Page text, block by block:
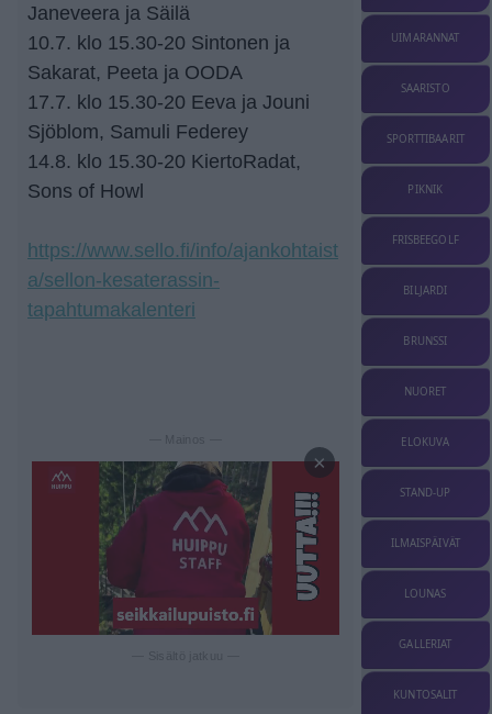
Janeveera ja Säilä
10.7. klo 15.30-20 Sintonen ja
Sakarat, Peeta ja OODA
17.7. klo 15.30-20 Eeva ja Jouni
Sjöblom, Samuli Federey
14.8. klo 15.30-20 KiertoRadat,
Sons of Howl
https://www.sello.fi/info/ajankohtaist
a/sellon-kesaterassin-
tapahtumakalenteri
×
UIMARANNAT
SAARISTO
SPORTTIBAARIT
PIKNIK
FRISBEEGOLF
BILJARDI
BRUNSSI
NUORET
ELOKUVA
STAND-UP
ILMAISPÄIVÄT
LOUNAS
GALLERIAT
KUNTOSALIT